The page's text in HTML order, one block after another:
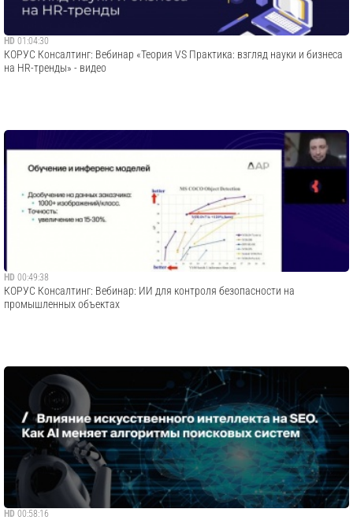
HD 01:04:30
​КОРУС Консалтинг: Вебинар «Теория VS Практика: взгляд науки и бизнеса
на HR-тренды» - видео
HD 00:49:38
​КОРУС Консалтинг: Вебинар: ИИ для контроля безопасности на
промышленных объектах
HD 00:58:16